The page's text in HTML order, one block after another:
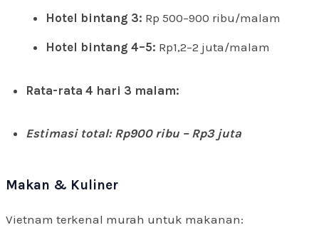
Hotel bintang 3: Rp 500–900 ribu/malam
Hotel bintang 4–5: Rp1,2–2 juta/malam
Rata-rata 4 hari 3 malam:
Estimasi total: Rp900 ribu – Rp3 juta
Makan & Kuliner
Vietnam terkenal murah untuk makanan: